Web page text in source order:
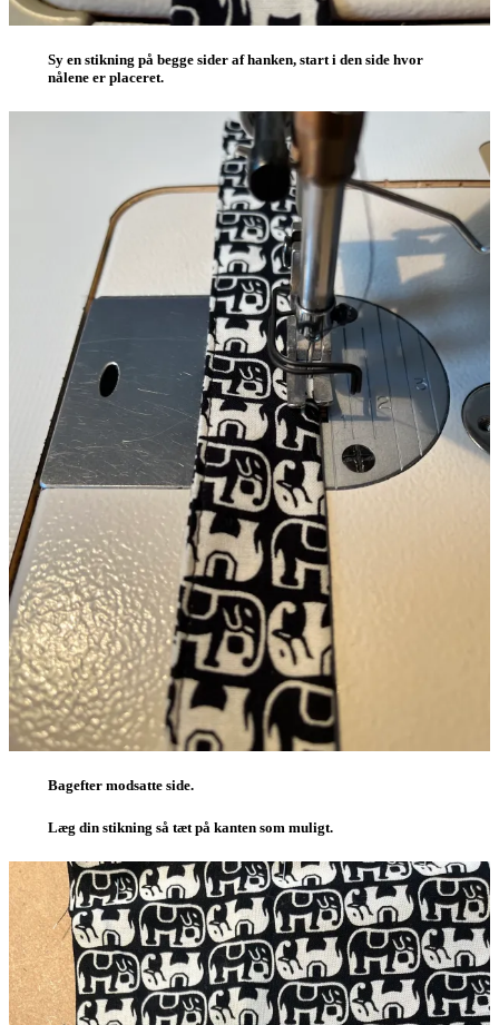
Sy en stikning på begge sider af hanken, start i den side hvor
nålene er placeret.
Bagefter modsatte side.
Læg din stikning så tæt på kanten som muligt.